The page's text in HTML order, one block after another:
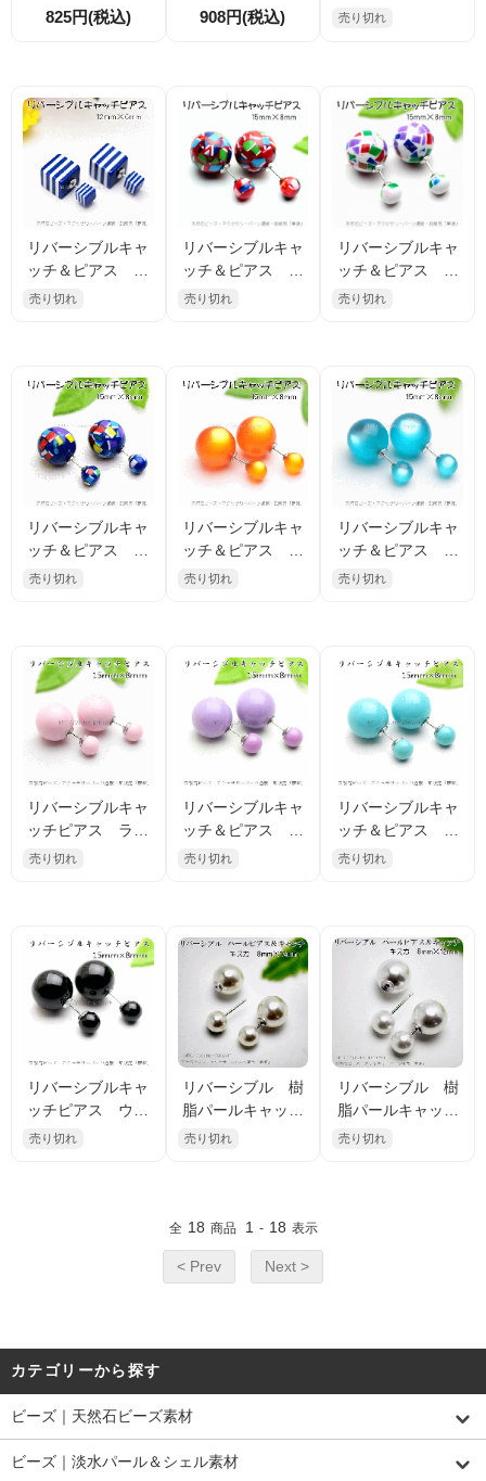
仕様｜アクリル×サ
825円(税込)
｜12mm×8mm｜
908円(税込)
ーブ・ストライ
売り切れ
リバーシブルキャ
ッチ＆ピアス キ
ューブ・ストライ
売り切れ
リバーシブルキャ
ッチ＆ピアス ラ
ウンド 幾何和
売り切れ
リバーシブルキャ
ッチ＆ピアス ラ
ウンド 幾何和
売り切れ
リバーシブルキャ
ッチ＆ピアス ラ
ウンド 幾何和
売り切れ
リバーシブルキャ
ッチ＆ピアス ラ
ウンド キャッツ
売り切れ
リバーシブルキャ
ッチ＆ピアス ラ
ウンド キャッツ
売り切れ
リバーシブルキャ
ッチピアス ラウ
ンド パステルピ
売り切れ
リバーシブルキャ
ッチ＆ピアス ラ
ウンド パステル
売り切れ
リバーシブルキャ
ッチ＆ピアス ラ
ウンド パステル
売り切れ
リバーシブルキャ
ッチピアス ウン
ド ブラック（92
売り切れ
リバーシブル 樹
脂パールキャッチ
＆ピアス キスカ
売り切れ
リバーシブル 樹
脂パールキャッチ
＆ピアス ホワイ
売り切れ
全 18 商品 1 - 18 表示
< Prev Next >
カテゴリーから探す
ビーズ｜天然石ビーズ素材
ビーズ｜淡水パール＆シェル素材